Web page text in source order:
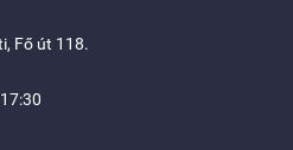
Fő út 118.